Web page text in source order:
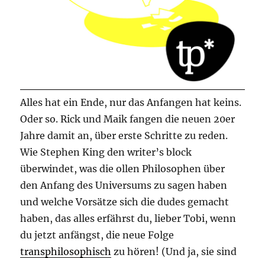
Alles hat ein Ende, nur das Anfangen hat keins.
Oder so. Rick und Maik fangen die neuen 20er
Jahre damit an, über erste Schritte zu reden.
Wie Stephen King den writer’s block
überwindet, was die ollen Philosophen über
den Anfang des Universums zu sagen haben
und welche Vorsätze sich die dudes gemacht
haben, das alles erfährst du, lieber Tobi, wenn
du jetzt anfängst, die neue Folge
transphilosophisch zu hören! (Und ja, sie sind